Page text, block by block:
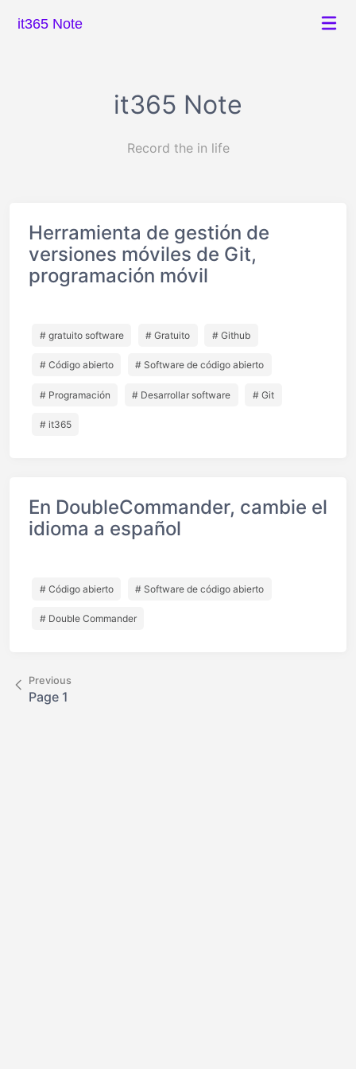
it365 Note
it365 Note
Record the in life
Herramienta de gestión de
versiones móviles de Git,
programación móvil
# gratuito software # Gratuito # Github
# Código abierto # Software de código abierto
# Programación # Desarrollar software # Git
# it365
En DoubleCommander, cambie el
idioma a español
# Código abierto # Software de código abierto
# Double Commander
Previous
Page 1